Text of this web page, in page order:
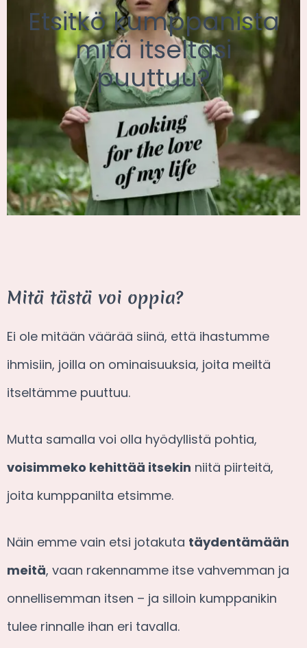
Etsitkö kumppanista
mitä itseltäsi
puuttuu?
Mitä tästä voi oppia?
Ei ole mitään väärää siinä, että ihastumme
ihmisiin, joilla on ominaisuuksia, joita meiltä
itseltämme puuttuu.
Mutta samalla voi olla hyödyllistä pohtia,
voisimmeko kehittää itsekin niitä piirteitä,
joita kumppanilta etsimme.
Näin emme vain etsi jotakuta täydentämään
meitä, vaan rakennamme itse vahvemman ja
onnellisemman itsen – ja silloin kumppanikin
tulee rinnalle ihan eri tavalla.